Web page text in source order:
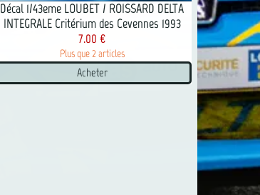
Décal 1/43eme LOUBET / ROISSARD DELTA
INTEGRALE Critérium des Cevennes 1993
7.00 €
Plus que 2 articles
Acheter